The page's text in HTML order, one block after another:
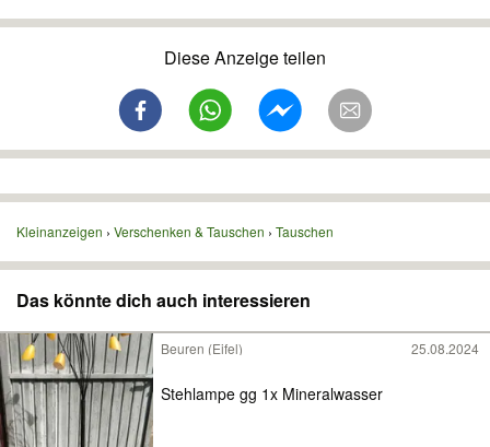
Diese Anzeige teilen
Kleinanzeigen Verschenken & Tauschen Tauschen
Das könnte dich auch interessieren
Beuren (Eifel) 25.08.2024
Stehlampe gg 1x Mineralwasser